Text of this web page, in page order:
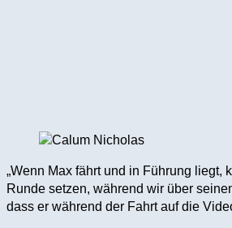
„Wenn Max fährt und in Führung liegt,
Runde setzen, während wir über
dass er während der Fahrt auf die